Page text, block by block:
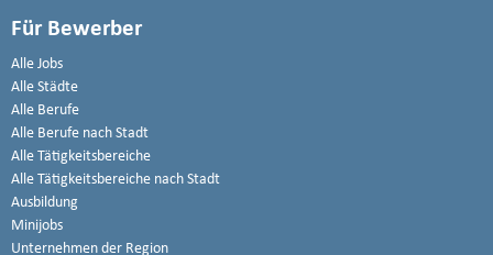
Für Bewerber
Alle Jobs
Alle Städte
Alle Berufe
Alle Berufe nach Stadt
Alle Tätigkeitsbereiche
Alle Tätigkeitsbereiche nach Stadt
Ausbildung
Minijobs
Unternehmen der Region